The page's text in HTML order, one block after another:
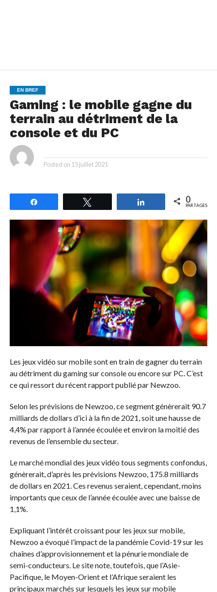
EN BREF
Gaming : le mobile gagne du
terrain au détriment de la
console et du PC
Posted on 15 juillet 2021
Partagez 0
PARTAGES
Les jeux vidéo sur mobile sont en train de gagner du terrain
au détriment du gaming sur console ou encore sur PC. C’est
ce qui ressort du récent rapport publié par Newzoo.
Selon les prévisions de Newzoo, ce segment génèrerait 90.7
milliards de dollars d’ici à la fin de 2021, soit une hausse de
4,4% par rapport à l’année écoulée et environ la moitié des
revenus de l’ensemble du secteur.
Le marché mondial des jeux vidéo tous segments confondus,
génèrerait, d’après les prévisions Newzoo, 175.8 milliards
de dollars en 2021. Ces revenus seraient, cependant, moins
importants que ceux de l’année écoulée avec une baisse de
1,1%.
Expliquant l’intérêt croissant pour les jeux sur mobile,
Newzoo a évoqué l’impact de la pandémie Covid-19 sur les
chaînes d’approvisionnement et la pénurie mondiale de
semi-conducteurs. Le site note, toutefois, que l’Asie-
Pacifique, le Moyen-Orient et l’Afrique seraient les
principaux marchés sur lesquels les jeux sur mobile